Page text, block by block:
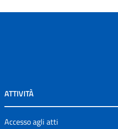
ATTIVITÀ
Accesso agli atti